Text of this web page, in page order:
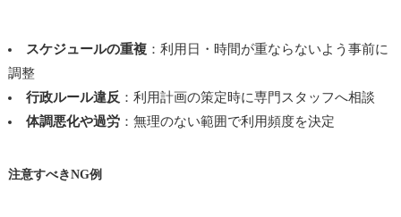
スケジュールの重複：利用日・時間が重ならないよう事前に
調整
行政ルール違反 ：利用計画の策定時に専門スタッフへ相談
体調悪化や過労：無理のない範囲で利用頻度を決定
注意すべきNG例